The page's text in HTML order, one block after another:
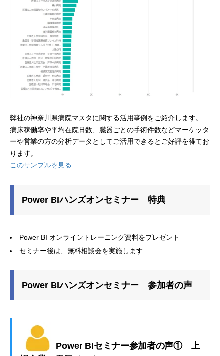
弊社の神奈川県病院マスタに関する活用事例をご紹介します。
病床稼働率や平均在院日数、臓器ごとの手術件数などマーケッタ
ーや営業の方の分析データとしてご活用できるとご好評を得てお
ります。
このサンプルを見る
Power BIハンズオンセミナー 特典
Power BI オンライントレーニング資料をプレゼント
セミナー後は、無料相談会を実施します
Power BIハンズオンセミナー 参加者の声
Power BIセミナー参加者の声① 上